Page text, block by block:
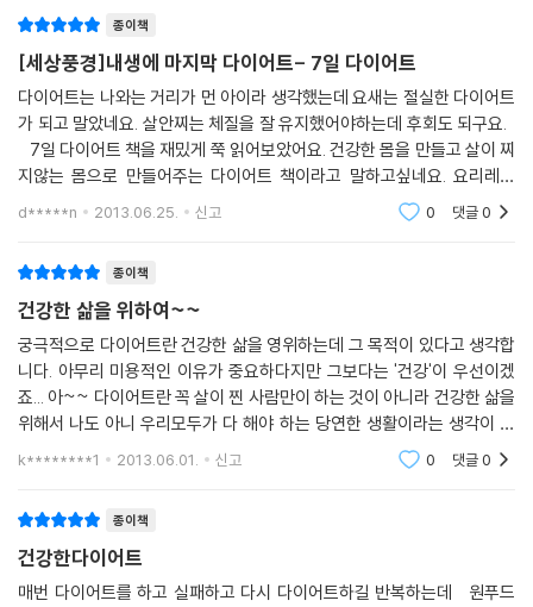
함으로써 새로운 에너지를 충전하는 것이다. 이 단계는 일상생활에서의 꾸
준함을 위해 식사법에 중점을 둔 단계이자, 운동이 노동이 되지 않도록 도
와주는 핵심 단계다.
이 3단계를 7일 단위로 실천하면 일상생활에 복귀해서도 내 몸의 균형이
망가지지 않고 최적의 상태를 유지할 수 있게 된다. 비로소 몸이 가벼움을
느끼는 감(減)의 상태가 되는 것이다.
음식은 다이어트의 핵심이라고 해도 과언이 아니다. 무엇을 먹고 무엇을
먹지 말아야 하는지, 왜 그런지 설명하지 못한다면 어떤 사람에게는 맞는
방법이라도 또 다른 사람에게는 맞지 않는 방법이 될 수 있을 것이다.
다이어트에 성공하려면 영양이 풍부하고 칼로리가 낮은 음식을 먹는 것도
중요하지만, 내게 맞지 않는 음식을 가려내는 것도 못지않게 중요하다. 다
일 수 있기 때문이다.
다이어트를 시도하는 많은 사람들이 간과하는 실수 중 하나는 체중 감량에
는 신경을 쓰지만 에너지를 얻는 데는 둔감하다는 것이다. 가령 특정 식품
종이책
[세상풍경]내생에 마지막 다이어트- 7일 다이어트
다이어트는 나와는 거리가 먼 아이라 생각했는데 요새는 절실한 다이어트
가 되고 말았네요. 살안찌는 체질을 잘 유지했어야하는데 후회도 되구요.
7일 다이어트 책을 재밌게 쭉 읽어보았어요. 건강한 몸을 만들고 살이 찌
지않는 몸으로 만들어주는 다이어트 책이라고 말하고싶네요. 요리레시
피!!주부이지만 정말 하나같이 새로이보는 건강한 레시피들로 극찬을 안
d*****n 2013.06.25. 신고 0 댓글0
종이책
건강한 삶을 위하여~~
궁극적으로 다이어트란 건강한 삶을 영위하는데 그 목적이 있다고 생각합
니다. 아무리 미용적인 이유가 중요하다지만 그보다는 '건강'이 우선이겠
죠... 아~~ 다이어트란 꼭 살이 찐 사람만이 하는 것이 아니라 건강한 삶을
위해서 나도 아니 우리모두가 다 해야 하는 당연한 생활이라는 생각이 들
게 하는 책입니다. 단지 방법론적으로 이렇게하라가 아니라, 왜 해야 하는
k********1 2013.06.01. 신고 0 댓글0
종이책
건강한다이어트
매번 다이어트를 하고 실패하고 다시 다이어트하길 반복하는데 원푸드